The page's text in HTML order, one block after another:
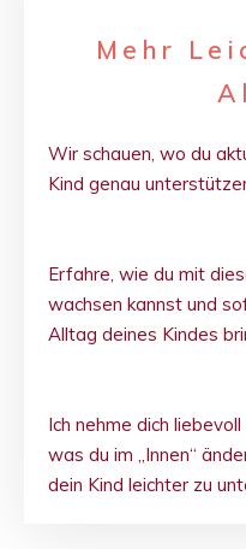
Mehr
Wir schauen, wo du
Kind genau
Erfahre, wie du mit
wachsen kannst und
Alltag deines Kindes
Ich nehme dich
was du im „Innen“
dein Kind leichter zu